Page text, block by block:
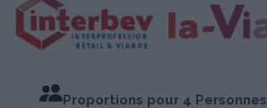
Proportions pour 4 Personnes